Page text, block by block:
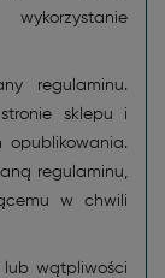
regulaminu.
sklepu i
regulaminu,
w chwili
wątpliwości